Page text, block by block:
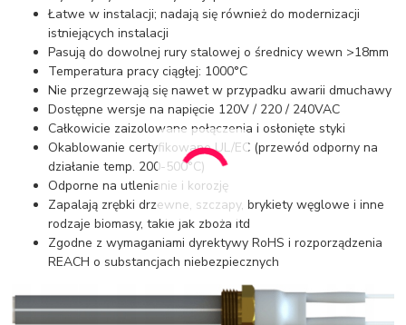
Łatwe w instalacji; nadają się również do modernizacji
istniejących instalacji
Pasują do dowolnej rury stalowej o średnicy wewn >18mm
Temperatura pracy ciągłej: 1000°C
Nie przegrzewają się nawet w przypadku awarii dmuchawy
Dostępne wersje na napięcie 120V / 220 / 240VAC
Całkowicie zaizolowane połączenia i osłonięte styki
Okablowanie certyfikowane UL/EC (przewód odporny na
działanie temp. 200-500°C)
Odporne na utlenianie i korozję
Zapalają zrębki drzewne, szczapy, brykiety węglowe i inne
rodzaje biomasy, takie jak zboża itd
Zgodne z wymaganiami dyrektywy RoHS i rozporządzenia
REACH o substancjach niebezpiecznych